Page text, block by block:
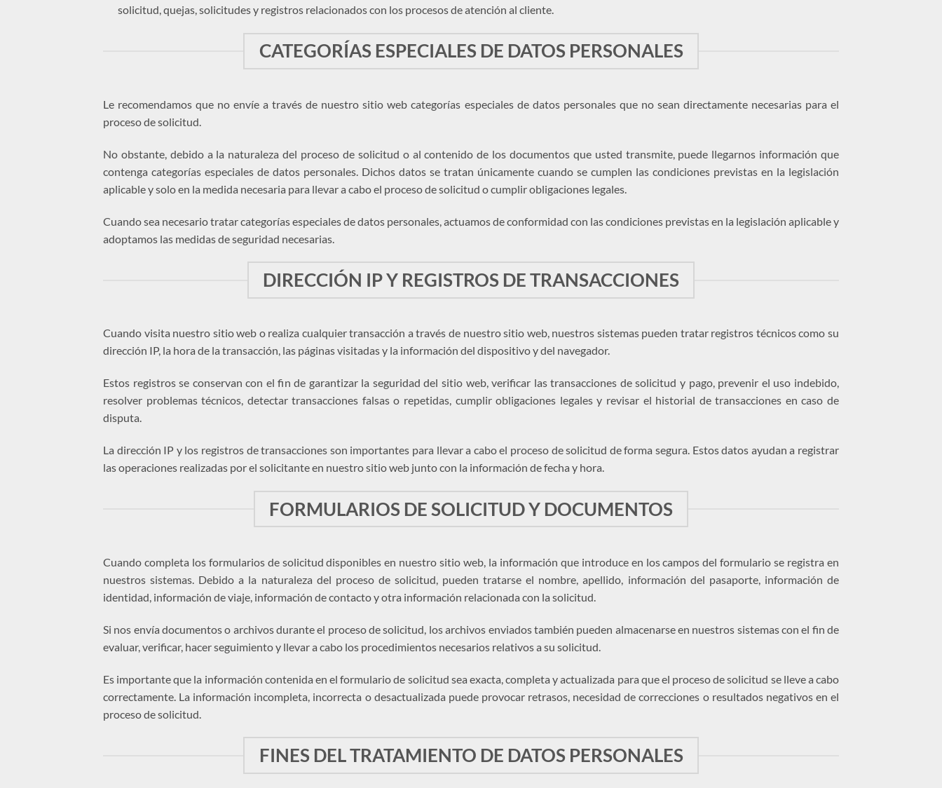
solicitud, quejas, solicitudes y registros relacionados con los procesos de atención al cliente.
CATEGORÍAS ESPECIALES DE DATOS PERSONALES
Le recomendamos que no envíe a través de nuestro sitio web categorías especiales de datos personales que no sean directamente necesarias para el
proceso de solicitud.
No obstante, debido a la naturaleza del proceso de solicitud o al contenido de los documentos que usted transmite, puede llegarnos información que
contenga categorías especiales de datos personales. Dichos datos se tratan únicamente cuando se cumplen las condiciones previstas en la legislación
aplicable y solo en la medida necesaria para llevar a cabo el proceso de solicitud o cumplir obligaciones legales.
Cuando sea necesario tratar categorías especiales de datos personales, actuamos de conformidad con las condiciones previstas en la legislación aplicable y
adoptamos las medidas de seguridad necesarias.
DIRECCIÓN IP Y REGISTROS DE TRANSACCIONES
Cuando visita nuestro sitio web o realiza cualquier transacción a través de nuestro sitio web, nuestros sistemas pueden tratar registros técnicos como su
dirección IP, la hora de la transacción, las páginas visitadas y la información del dispositivo y del navegador.
Estos registros se conservan con el fin de garantizar la seguridad del sitio web, verificar las transacciones de solicitud y pago, prevenir el uso indebido,
resolver problemas técnicos, detectar transacciones falsas o repetidas, cumplir obligaciones legales y revisar el historial de transacciones en caso de
disputa.
La dirección IP y los registros de transacciones son importantes para llevar a cabo el proceso de solicitud de forma segura. Estos datos ayudan a registrar
las operaciones realizadas por el solicitante en nuestro sitio web junto con la información de fecha y hora.
FORMULARIOS DE SOLICITUD Y DOCUMENTOS
Cuando completa los formularios de solicitud disponibles en nuestro sitio web, la información que introduce en los campos del formulario se registra en
nuestros sistemas. Debido a la naturaleza del proceso de solicitud, pueden tratarse el nombre, apellido, información del pasaporte, información de
identidad, información de viaje, información de contacto y otra información relacionada con la solicitud.
Si nos envía documentos o archivos durante el proceso de solicitud, los archivos enviados también pueden almacenarse en nuestros sistemas con el fin de
evaluar, verificar, hacer seguimiento y llevar a cabo los procedimientos necesarios relativos a su solicitud.
Es importante que la información contenida en el formulario de solicitud sea exacta, completa y actualizada para que el proceso de solicitud se lleve a cabo
correctamente. La información incompleta, incorrecta o desactualizada puede provocar retrasos, necesidad de correcciones o resultados negativos en el
proceso de solicitud.
FINES DEL TRATAMIENTO DE DATOS PERSONALES